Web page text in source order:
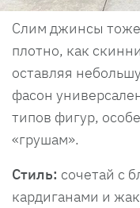
Слим джинсы тоже
плотно, как
оставляя
фасон
типов фигур,
«грушам».
Стиль: сочетай с
кардиганами и